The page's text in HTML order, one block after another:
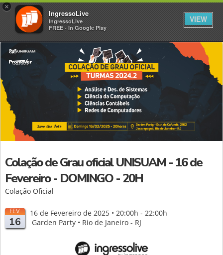
×
IngressoLive
IngressoLive
FREE - In Google Play
VIEW
Colação de Grau oficial UNISUAM - 16 de
Fevereiro - DOMINGO - 20H
Colação Oficial
FEV
16
16 de Fevereiro de 2025 • 20:00h - 22:00h
Garden Party • Rio de Janeiro - RJ